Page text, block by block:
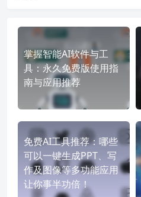
掌握智能AI软件与工
具：永久免费版使用指
南与应用推荐
免费AI工具推荐：哪些
可以一键生成PPT、写
作及图像等多功能应用
让你事半功倍！